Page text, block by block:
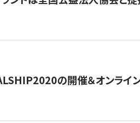
の開催＆オンライ